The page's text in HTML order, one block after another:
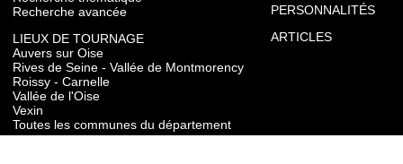
Recherche avancée
LIEUX DE TOURNAGE
Auvers sur Oise
Rives de Seine - Vallée de Montmorency
Roissy - Carnelle
Vallée de l'Oise
Vexin
Toutes les communes du département
PERSONNALITÉS
ARTICLES